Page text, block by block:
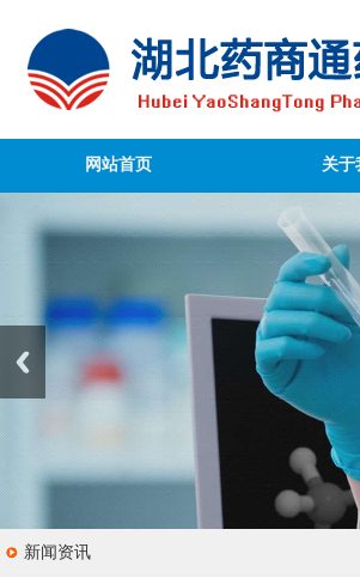
网站首页 关于
新闻资讯